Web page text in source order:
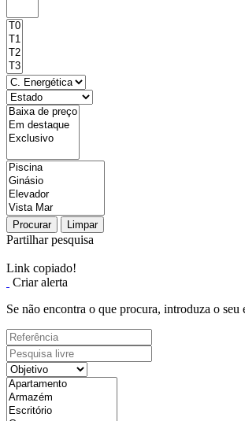
Procurar Limpar
Partilhar pesquisa
Link copiado!
Criar alerta
Se não encontra o que procura, introduza o